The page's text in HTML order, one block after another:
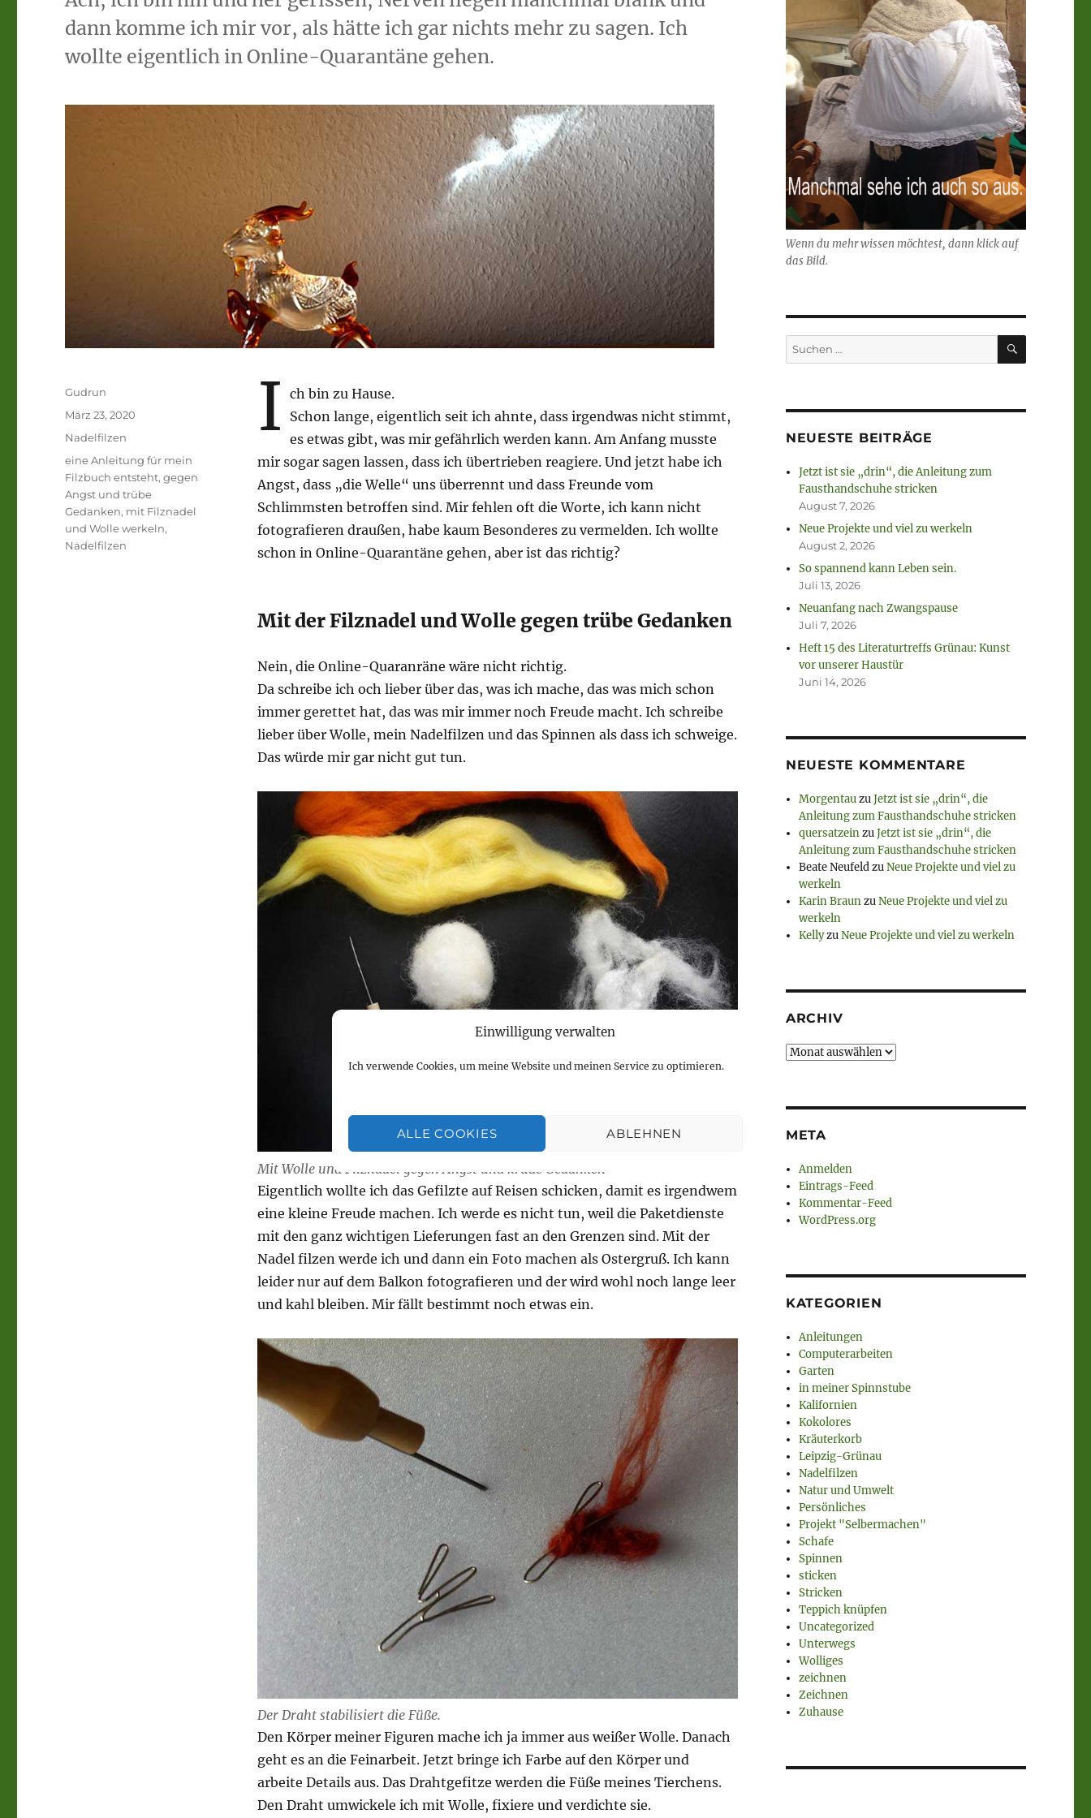
Einwilligung verwalten
Ich verwende Cookies, um meine Website und meinen Service zu optimieren.
ALLE COOKIES ABLEHNEN
dann komme ich mir vor, als hätte ich gar nichts mehr zu sagen. Ich
wollte eigentlich in Online-Quarantäne gehen.
I ch bin zu Hause.
Schon lange, eigentlich seit ich ahnte, dass irgendwas nicht stimmt,
es etwas gibt, was mir gefährlich werden kann. Am Anfang musste
mir sogar sagen lassen, dass ich übertrieben reagiere. Und jetzt habe ich
Angst, dass „die Welle“ uns überrennt und dass Freunde vom
Schlimmsten betroffen sind. Mir fehlen oft die Worte, ich kann nicht
fotografieren draußen, habe kaum Besonderes zu vermelden. Ich wollte
schon in Online-Quarantäne gehen, aber ist das richtig?
Mit der Filznadel und Wolle gegen trübe Gedanken
Nein, die Online-Quaranräne wäre nicht richtig.
Da schreibe ich och lieber über das, was ich mache, das was mich schon
immer gerettet hat, das was mir immer noch Freude macht. Ich schreibe
lieber über Wolle, mein Nadelfilzen und das Spinnen als dass ich schweige.
Das würde mir gar nicht gut tun.
Mit Wolle und Filznadel gegen Angst und krude Gedanken
Eigentlich wollte ich das Gefilzte auf Reisen schicken, damit es irgendwem
eine kleine Freude machen. Ich werde es nicht tun, weil die Paketdienste
mit den ganz wichtigen Lieferungen fast an den Grenzen sind. Mit der
Nadel filzen werde ich und dann ein Foto machen als Ostergruß. Ich kann
leider nur auf dem Balkon fotografieren und der wird wohl noch lange leer
und kahl bleiben. Mir fällt bestimmt noch etwas ein.
Der Draht stabilisiert die Füße.
Den Körper meiner Figuren mache ich ja immer aus weißer Wolle. Danach
geht es an die Feinarbeit. Jetzt bringe ich Farbe auf den Körper und
arbeite Details aus. Das Drahtgefitze werden die Füße meines Tierchens.
Den Draht umwickele ich mit Wolle, fixiere und verdichte sie.
Autor
Gudrun
Veröffentlicht
am
März 23, 2020
Kategorien
Nadelfilzen
Schlagwörter
eine Anleitung für mein
Filzbuch entsteht,gegen
Angst und trübe
Gedanken, mit Filznadel
und Wolle werkeln,
Nadelfilzen
Wenn du mehr wissen möchtest, dann klick auf
das Bild.
Suchen
nach:
SUCHEN
NEUESTE BEITRÄGE
Jetzt ist sie „drin“, die Anleitung zum
Fausthandschuhe stricken
August 7, 2026
Neue Projekte und viel zu werkeln
August 2, 2026
So spannend kann Leben sein.
Juli 13, 2026
Neuanfang nach Zwangspause
Juli 7, 2026
Heft 15 des Literaturtreffs Grünau: Kunst
vor unserer Haustür
Juni 14, 2026
NEUESTE KOMMENTARE
MorgentauzuJetzt ist sie „drin“, die
Anleitung zum Fausthandschuhe stricken
quersatzeinzuJetzt ist sie „drin“, die
Anleitung zum Fausthandschuhe stricken
Beate NeufeldzuNeue Projekte und viel zu
werkeln
Karin BraunzuNeue Projekte und viel zu
werkeln
KellyzuNeue Projekte und viel zu werkeln
ARCHIV
Archiv
META
Anmelden
Eintrags-Feed
Kommentar-Feed
WordPress.org
KATEGORIEN
Anleitungen
Computerarbeiten
Garten
in meiner Spinnstube
Kalifornien
Kokolores
Kräuterkorb
Leipzig-Grünau
Nadelfilzen
Natur und Umwelt
Persönliches
Projekt "Selbermachen"
Schafe
Spinnen
sticken
Stricken
Teppich knüpfen
Uncategorized
Unterwegs
Wolliges
zeichnen
Zeichnen
Zuhause